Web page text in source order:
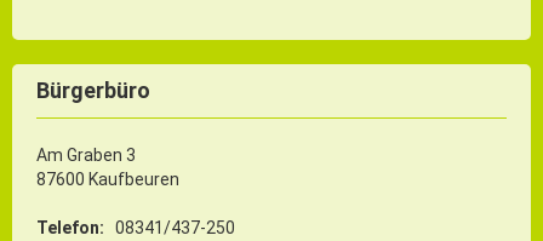
Persönlichkeiten
Wirtschaft & Handel
Bürgerbüro
Am Graben 3
87600 Kaufbeuren
Telefon:
08341/437-250